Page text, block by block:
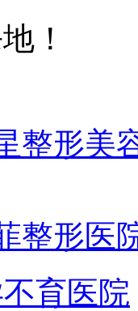
！
整形美
整形医
不育医院